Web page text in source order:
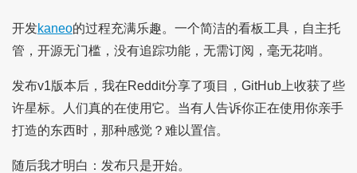
开发kaneo的过程充满乐趣。一个简洁的看板工具，自主托
管，开源无门槛，没有追踪功能，无需订阅，毫无花哨。
发布v1版本后，我在Reddit分享了项目，GitHub上收获了些
许星标。人们真的在使用它。当有人告诉你正在使用你亲手
打造的东西时，那种感觉？难以置信。
随后我才明白：发布只是开始。